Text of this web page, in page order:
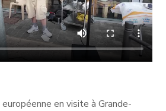
en visite à Grande-